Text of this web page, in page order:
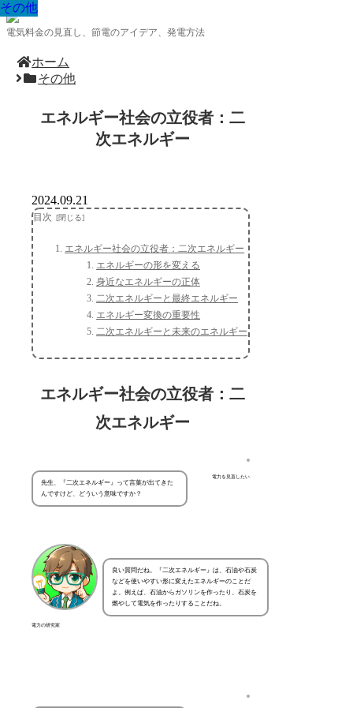
電気料金の見直し、節電のアイデア、発電方法
ホーム
その他
エネルギー社会の立役者：二
次エネルギー
その他
2024.09.21
目次
エネルギー社会の立役者：二次エネルギー
エネルギーの形を変える
身近なエネルギーの正体
二次エネルギーと最終エネルギー
エネルギー変換の重要性
二次エネルギーと未来のエネルギー
エネルギー社会の立役者：二
次エネルギー
電力を見直したい
先生、『二次エネルギー』って言葉が出てきた
んですけど、どういう意味ですか？
電力の研究家
良い質問だね。『二次エネルギー』は、石油や石炭
などを使いやすい形に変えたエネルギーのことだ
よ。例えば、石油からガソリンを作ったり、石炭を
燃やして電気を作ったりすることだね。
その他
その他
その他
その他
その他
その他
その他
その他